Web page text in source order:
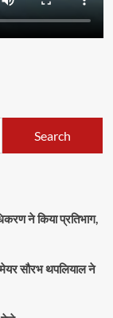
Search
ने किया प्रतिभाग,
सौरभ थपलियाल ने